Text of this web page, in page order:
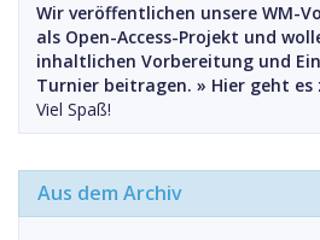
Wir veröffentlichen unsere WM-
als Open-Access-Projekt und
inhaltlichen Vorbereitung und
Turnier beitragen. » Hier geht es
Viel Spaß!
Aus dem Archiv